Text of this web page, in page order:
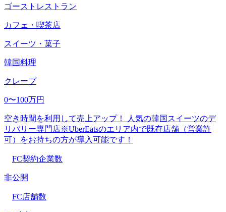
ゴーストレストラン
カフェ・喫茶店
スイーツ・菓子
韓国料理
クレープ
0〜100万円
空き時間を利用して売上アップ！ 人気の韓国スイーツのデ
リバリー専門店※UberEatsのエリア内で既存店舗（営業許
可）をお持ちの方が導入可能です！
FC契約企業数
非公開
FC店舗数